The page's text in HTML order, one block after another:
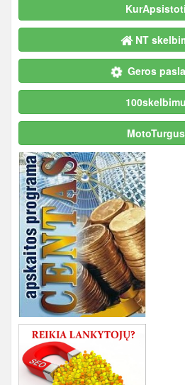
NT
Geros